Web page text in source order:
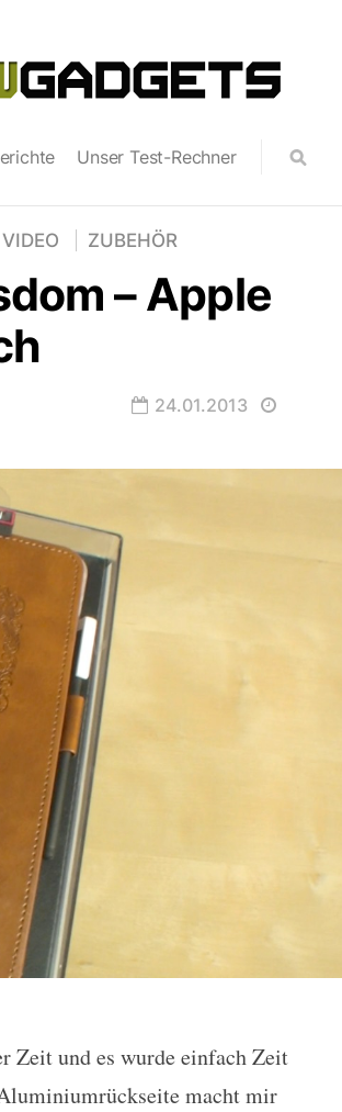
Unser Test-Rechner
VIDEO ZUBEHÖR
– Apple
24.01.2013
mini wird zum
Zeit und es wurde einfach Zeit
macht mir